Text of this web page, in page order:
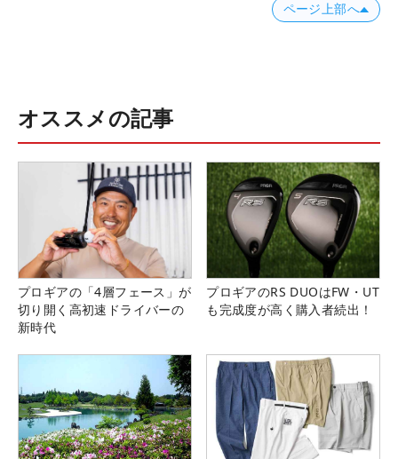
ページ上部へ
オススメの記事
プロギアの「4層フェース」が
切り開く高初速ドライバーの
新時代
プロギアのRS DUOはFW・UT
も完成度が高く購入者続出！